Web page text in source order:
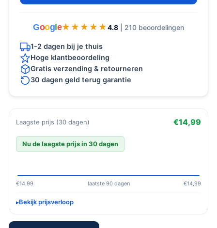
Goog e★★★★★
★★★★★ 4.8 | 210 beoordelingen
1-2 dagen bij je thuis
Hoge klantbeoordeling
Gratis verzending & retourneren
30 dagen geld terug garantie
Laagste prijs (30 dagen) €14,99
Nu de laagste prijs in 30 dagen
€14,99 laatste 90 dagen €14,99
Bekijk prijsverloop